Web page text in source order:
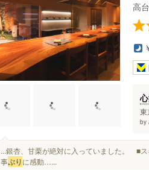
高
東
by
...銀杏、甘栗が絶対に入っていました。 ■ス
事ぶりに感動…...